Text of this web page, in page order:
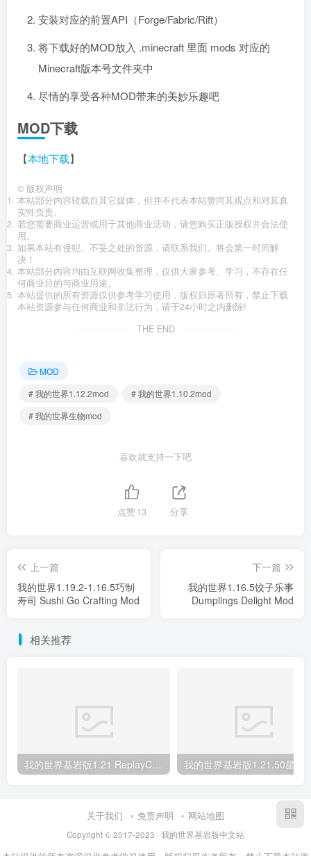
安装对应的前置API（Forge/Fabric/Rift）
将下载好的MOD放入 .minecraft 里面 mods 对应的
Minecraft版本号文件夹中
尽情的享受各种MOD带来的美妙乐趣吧
MOD下载
【本地下载】
© 版权声明
本站部分内容转载自其它媒体，但并不代表本站赞同其观点和对其真
实性负责。
若您需要商业运营或用于其他商业活动，请您购买正版授权并合法使
用。
如果本站有侵犯、不妥之处的资源，请联系我们。将会第一时间解
决！
本站部分内容均由互联网收集整理，仅供大家参考、学习，不存在任
何商业目的与商业用途。
本站提供的所有资源仅供参考学习使用，版权归原著所有，禁止下载
本站资源参与任何商业和非法行为，请于24小时之内删除!
THE END
MOD
# 我的世界1.12.2mod
# 我的世界1.10.2mod
# 我的世界生物mod
喜欢就支持一下吧
点赞13 分享
上一篇
我的世界1.19.2-1.16.5巧制
寿司 Sushi Go Crafting Mod
下一篇
我的世界1.16.5饺子乐事
Dumplings Delight Mod
相关推荐
我的世界基岩版1.21 ReplayCraft MOD下载
关于我们 免责声明 网站地图
Copyright © 2017-2023 · 我的世界基岩版中文站